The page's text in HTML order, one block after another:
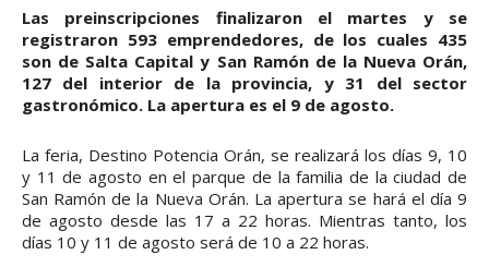
Las preinscripciones finalizaron el martes y se
registraron 593 emprendedores, de los cuales 435
son de Salta Capital y San Ramón de la Nueva Orán,
127 del interior de la provincia, y 31 del sector
gastronómico. La apertura es el 9 de agosto.
La feria, Destino Potencia Orán, se realizará los días 9, 10
y 11 de agosto en el parque de la familia de la ciudad de
San Ramón de la Nueva Orán. La apertura se hará el día 9
de agosto desde las 17 a 22 horas. Mientras tanto, los
días 10 y 11 de agosto será de 10 a 22 horas.